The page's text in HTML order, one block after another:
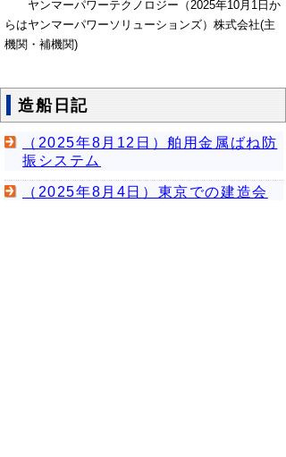
ヤンマーパワーテクノロジー（2025年10月1日か
らはヤンマーパワーソリューションズ）株式会社(主
機関・補機関)
造船日記
（2025年8月12日）舶用金属ばね防
振システム
（2025年8月4日）東京での建造会